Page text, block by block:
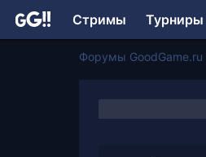
Стримы Турниры
Форумы GoodGame.ru